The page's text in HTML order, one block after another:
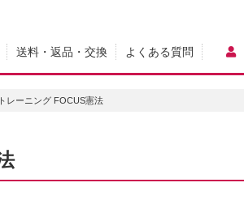
送料・返品・交換 よくある質問
レーニング FOCUS憲法